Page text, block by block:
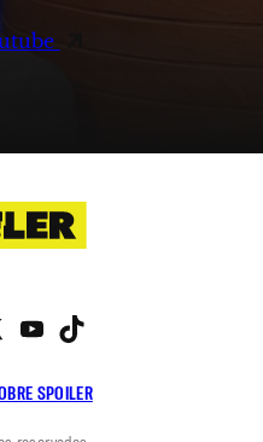
SPOILER
X YouTube